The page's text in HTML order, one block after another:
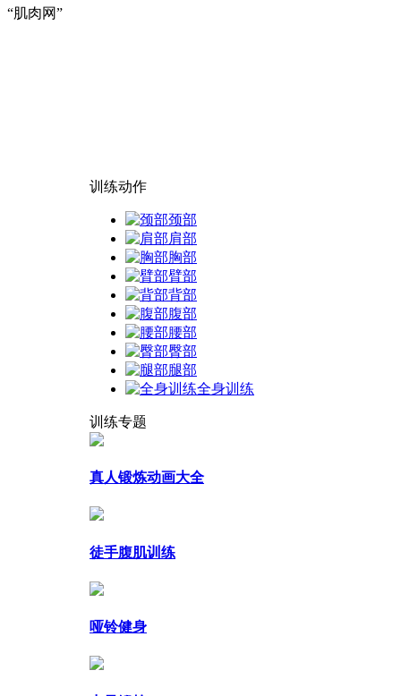
训练动作
颈部
肩部
胸部
臂部
背部
腹部
腰部
臀部
腿部
全身训练
训练专题
真人锻炼动画大全
徒手腹肌训练
哑铃健身
“肌肉网”